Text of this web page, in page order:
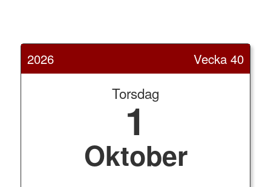
2026 Vecka 40
Torsdag
1
Oktober